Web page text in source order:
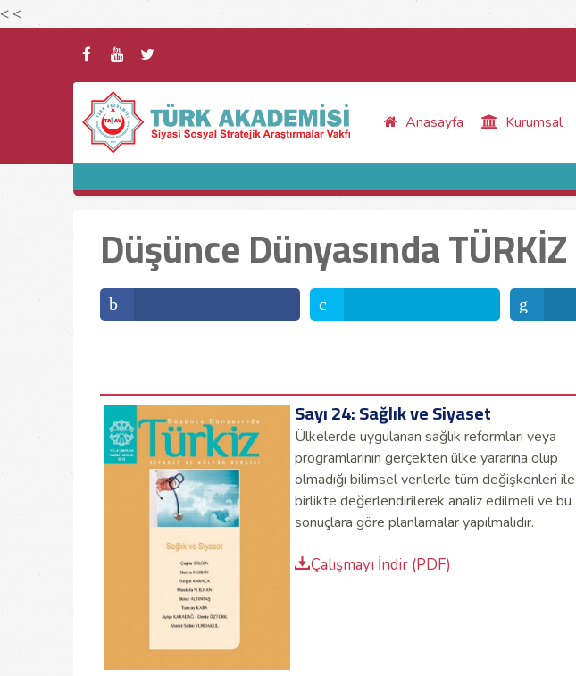
< <
Anasayfa Kurumsal
Düşünce Dünyasında TÜRKİZ
Sayı 24: Sağlık ve Siyaset
Ülkelerde uygulanan sağlık reformları veya
programlarının gerçekten ülke yararına olup
olmadığı bilimsel verilerle tüm değişkenleri ile
birlikte değerlendirilerek analiz edilmeli ve bu
sonuçlara göre planlamalar yapılmalıdır.
Çalışmayı İndir (PDF)